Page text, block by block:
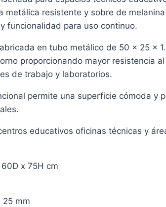
metálica resistente y sobre de
funcionalidad para uso continuo.
en tubo metálico de 50 x 25 x
proporcionando mayor resistencia
de trabajo y laboratorios.
permite una superficie cómoda y
educativos oficinas técnicas y
x 75H cm
25 mm